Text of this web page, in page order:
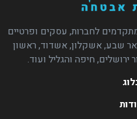
לחברות, עסקים ופרטיים
שבע, אשקלון, אשדוד, ראשון
ירושלים, חיפה והגליל ועוד.